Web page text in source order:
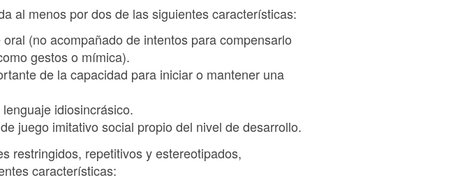
al menos por dos de las siguientes características:
(no acompañado de intentos para compensarlo
gestos o mímica).
de la capacidad para iniciar o mantener una
idiosincrásico.
juego imitativo social propio del nivel de desarrollo.
restringidos, repetitivos y estereotipados,
características: